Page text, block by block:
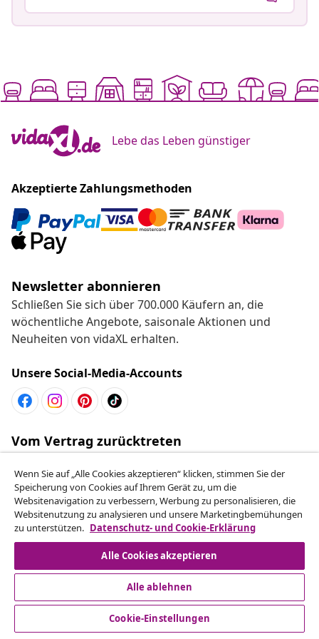
Lebe das Leben günstiger
Akzeptierte Zahlungsmethoden
Newsletter abonnieren
Schließen Sie sich über 700.000 Käufern an, die
wöchentliche Angebote, saisonale Aktionen und
Neuheiten von vidaXL erhalten.
Unsere Social-Media-Accounts
Vom Vertrag zurücktreten
ein.
Vom Vertrag zurücktreten
Kundenservice
Wenn Sie auf „Alle Cookies akzeptieren“ klicken, stimmen Sie der
Speicherung von Cookies auf Ihrem Gerät zu, um die
Websitenavigation zu verbessern, Werbung zu personalisieren, die
Websitenutzung zu analysieren und unsere Marketingbemühungen
zu unterstützen. Datenschutz- und Cookie-Erklärung
Alle Cookies akzeptieren
Alle ablehnen
Cookie-Einstellungen